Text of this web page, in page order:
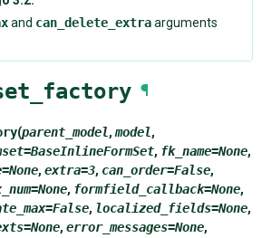
and can_delete_extraarguments
¶
(parent_model,model,
=BaseInlineFormSet, fk_name=None,
=None, extra=3, can_order=False,
=None, formfield_callback=None,
=False, localized_fields=None,
=None, error_messages=None,